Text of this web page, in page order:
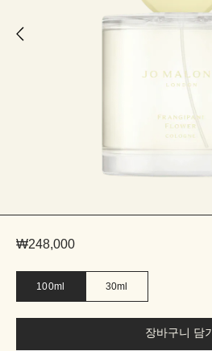
₩248,000
100ml 30ml
장바구니 담기